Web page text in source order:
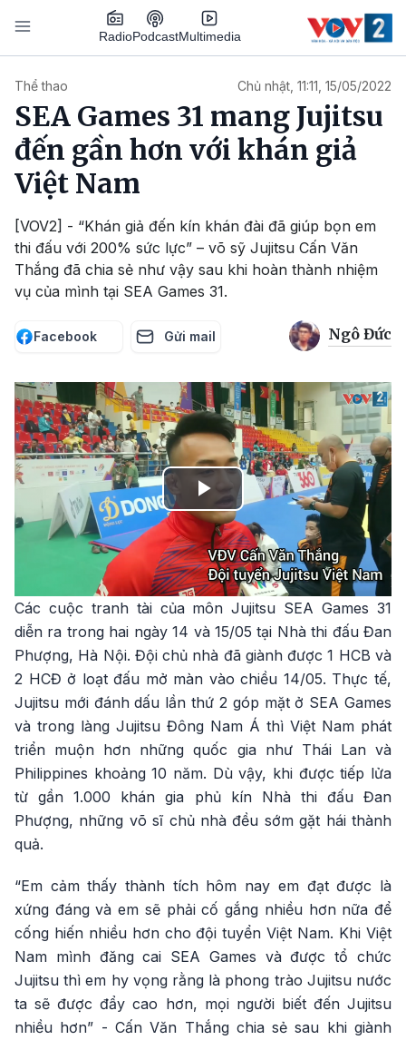
Nhảy đến nội dung
RadioPodcastMultimedia
Thể thao Chủ nhật, 11:11, 15/05/2022
SEA Games 31 mang Jujitsu
đến gần hơn với khán giả
Việt Nam
[VOV2] - “Khán giả đến kín khán đài đã giúp bọn em
thi đấu với 200% sức lực” – võ sỹ Jujitsu Cấn Văn
Thắng đã chia sẻ như vậy sau khi hoàn thành nhiệm
vụ của mình tại SEA Games 31.
Facebook Gửi mail Ngô Đức
Play
Video
Các cuộc tranh tài của môn Jujitsu SEA Games 31
diễn ra trong hai ngày 14 và 15/05 tại Nhà thi đấu Đan
Phượng, Hà Nội. Đội chủ nhà đã giành được 1 HCB và
2 HCĐ ở loạt đấu mở màn vào chiều 14/05. Thực tế,
Jujitsu mới đánh dấu lần thứ 2 góp mặt ở SEA Games
và trong làng Jujitsu Đông Nam Á thì Việt Nam phát
triển muộn hơn những quốc gia như Thái Lan và
Philippines khoảng 10 năm. Dù vậy, khi được tiếp lửa
từ gần 1.000 khán gia phủ kín Nhà thi đấu Đan
Phượng, những võ sĩ chủ nhà đều sớm gặt hái thành
quả.
“Em cảm thấy thành tích hôm nay em đạt được là
xứng đáng và em sẽ phải cố gắng nhiều hơn nữa để
cống hiến nhiều hơn cho đội tuyển Việt Nam. Khi Việt
Nam mình đăng cai SEA Games và được tổ chức
Jujitsu thì em hy vọng rằng là phong trào Jujitsu nước
ta sẽ được đẩy cao hơn, mọi người biết đến Jujitsu
nhiều hơn” - Cấn Văn Thắng chia sẻ sau khi giành